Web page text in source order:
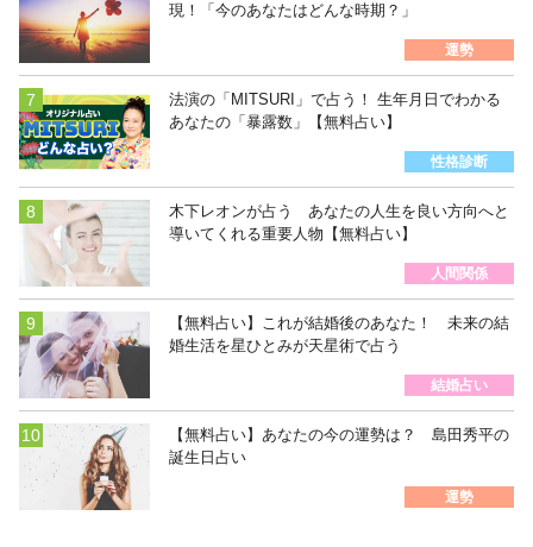
現！「今のあなたはどんな時期？」
運勢
法演の「MITSURI」で占う！ 生年月日でわかる
あなたの「暴露数」【無料占い】
性格診断
木下レオンが占う あなたの人生を良い方向へと
導いてくれる重要人物【無料占い】
人間関係
【無料占い】これが結婚後のあなた！ 未来の結
婚生活を星ひとみが天星術で占う
結婚占い
【無料占い】あなたの今の運勢は？ 島田秀平の
誕生日占い
運勢